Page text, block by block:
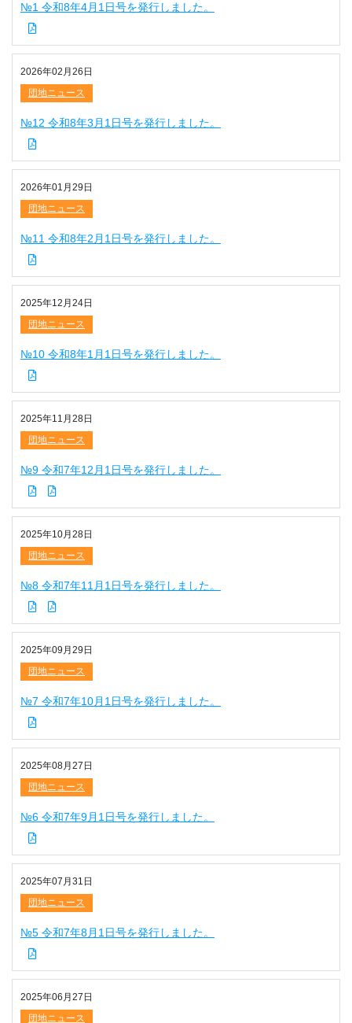
№1 令和8年4月1日号を発行しました。
2026年02月26日
団地ニュース
№12 令和8年3月1日号を発行しました。
2026年01月29日
団地ニュース
№11 令和8年2月1日号を発行しました。
2025年12月24日
団地ニュース
№10 令和8年1月1日号を発行しました。
2025年11月28日
団地ニュース
№9 令和7年12月1日号を発行しました。
2025年10月28日
団地ニュース
№8 令和7年11月1日号を発行しました。
2025年09月29日
団地ニュース
№7 令和7年10月1日号を発行しました。
2025年08月27日
団地ニュース
№6 令和7年9月1日号を発行しました。
2025年07月31日
団地ニュース
№5 令和7年8月1日号を発行しました。
2025年06月27日
団地ニュース